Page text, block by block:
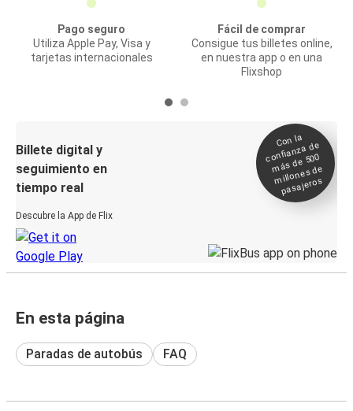
Pago seguro
Utiliza Apple Pay, Visa y
tarjetas internacionales
Fácil de comprar
Consigue tus billetes online,
en nuestra app o en una
Flixshop
Billete digital y
seguimiento en
tiempo real
Descubre la App de Flix
Con la
confianza de
más de 500
millones de
pasajeros
En esta página
Paradas de autobús FAQ